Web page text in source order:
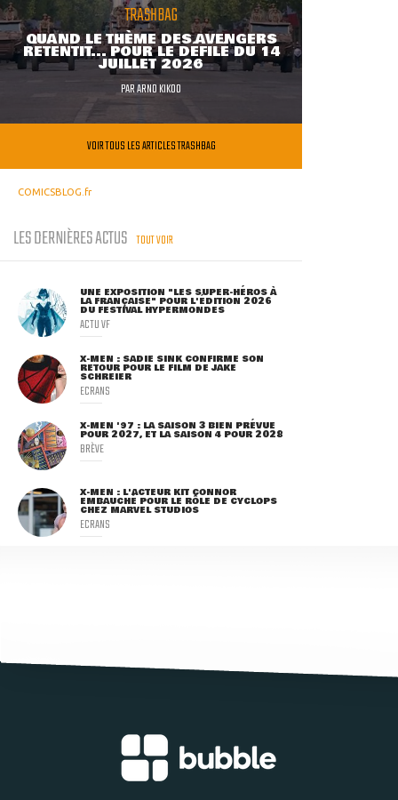
TRASHBAG
QUAND LE THÈME DES AVENGERS
RETENTIT... POUR LE DÉFILÉ DU 14
JUILLET 2026
PARARNO KIKOO
VOIR TOUS LES ARTICLES TRASHBAG
COMICSBLOG.fr
LES DERNIÈRES ACTUS TOUT VOIR
UNE EXPOSITION "LES SUPER-HÉROS À
LA FRANÇAISE" POUR L'ÉDITION 2026
DU FESTIVAL HYPERMONDES
ACTU VF
X-MEN : SADIE SINK CONFIRME SON
RETOUR POUR LE FILM DE JAKE
SCHREIER
ECRANS
X-MEN '97 : LA SAISON 3 BIEN PRÉVUE
POUR 2027, ET LA SAISON 4 POUR 2028
BRÈVE
X-MEN : L'ACTEUR KIT CONNOR
EMBAUCHÉ POUR LE RÔLE DE CYCLOPS
CHEZ MARVEL STUDIOS
ECRANS